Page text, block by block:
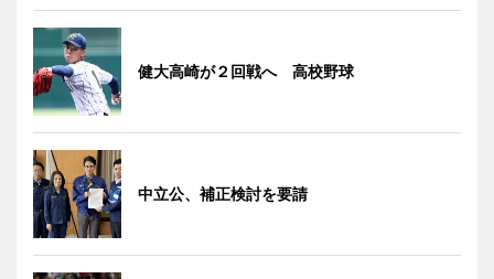
健大高崎が２回戦へ 高校野球
中立公、補正検討を要請